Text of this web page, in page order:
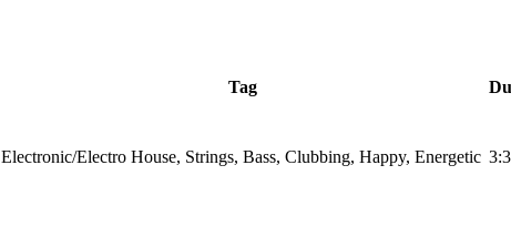
Tag
Electronic/Electro House, Strings, Bass, Clubbing, Happy, Energetic